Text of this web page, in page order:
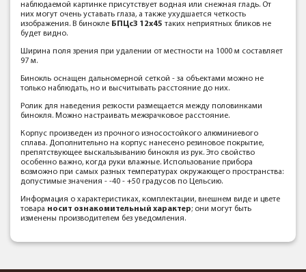
наблюдаемой картинке присутствует водная или снежная гладь. От
них могут очень уставать глаза, а также ухудшается четкость
изображения. В бинокле БПЦс3 12x45 таких неприятных бликов не
будет видно.
Ширина поля зрения при удалении от местности на 1000 м составляет
97 м.
Бинокль оснащен дальномерной сеткой - за объектами можно не
только наблюдать, но и высчитывать расстояние до них.
Ролик для наведения резкости размещается между половинками
бинокля. Можно настраивать межзрачковое расстояние.
Корпус произведен из прочного износостойкого алюминиевого
сплава. Дополнительно на корпус нанесено резиновое покрытие,
препятствующее выскальзыванию бинокля из рук. Это свойство
особенно важно, когда руки влажные. Использование прибора
возможно при самых разных температурах окружающего пространства:
допустимые значения - -40 - +50 градусов по Цельсию.
Информация о характеристиках, комплектации, внешнем виде и цвете
товара носит ознакомительный характер; они могут быть
изменены производителем без уведомления.